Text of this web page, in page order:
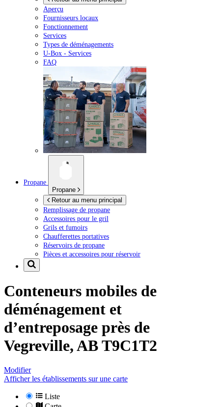
Aperçu
Fournisseurs locaux
Fonctionnement
Services
Types de déménagements
U-Box - Services
FAQ
Propane
Propane
Retour au menu principal
Remplissage de propane
Accessoires pour le gril
Grils et fumoirs
Chaufferettes portatives
Réservoirs de propane
Pièces et accessoires pour réservoir
Conteneurs mobiles de
déménagement et
d’entreposage près de
Vegreville, AB T9C1T2
Modifier
Afficher les établissements sur une carte
Liste